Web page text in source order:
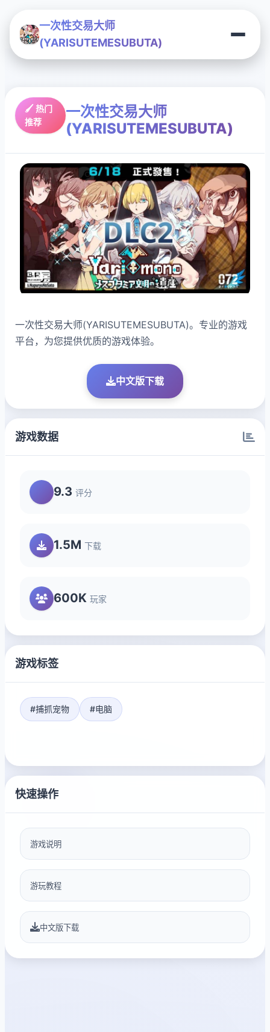
一次性交易大师
(YARISUTEMESUBUTA)
🖌️ 热门
推荐
一次性交易大师
(YARISUTEMESUBUTA)
一次性交易大师(YARISUTEMESUBUTA)。专业的游戏
平台，为您提供优质的游戏体验。
中文版下载
游戏数据
9.3 评分
1.5M 下载
600K 玩家
游戏标签
#捕抓宠物 #电脑
快速操作
游戏说明
游玩教程
中文版下载